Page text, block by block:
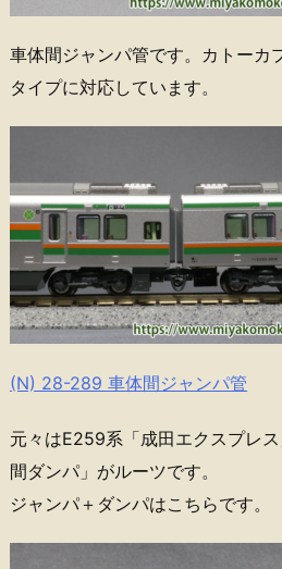
車体間ジャンパ管です。カトーカ
タイプに対応しています。
(N) 28-289 車体間ジャンパ管
元々はE259系「成田エクスプレ
間ダンパ」がルーツです。
ジャンパ＋ダンパはこちらです。